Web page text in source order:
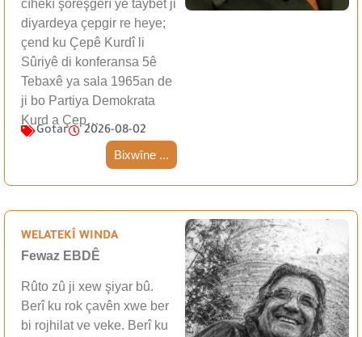
cîhekî şoreşgerî yê taybet ji
diyardeya çepgir re heye;
çend ku Çepê Kurdî li
Sûriyê di konferansa 5ê
Tebaxê ya sala 1965an de
ji bo Partiya Demokrata
Kurd a Çep…
Gotar 2026-08-02
Bixwîne ...
WELATEKÎ WINDA
Fewaz EBDÊ
Rûto zû ji xew şiyar bû.
Berî ku rok çavên xwe ber
bi rojhilat ve veke. Berî ku